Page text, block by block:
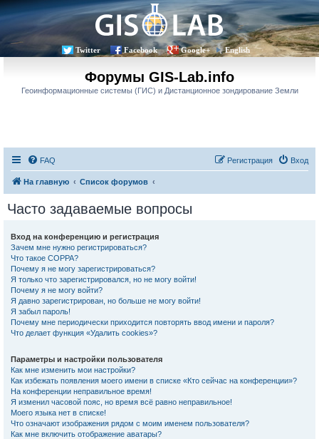
Twitter Facebook Google+ English
Форумы GIS-Lab.info
Геоинформационные системы (ГИС) и Дистанционное зондирование Земли
FAQ Вход
Регистрация
На главную Список форумов
Часто задаваемые вопросы
Вход на конференцию и регистрация
Зачем мне нужно регистрироваться?
Что такое COPPA?
Почему я не могу зарегистрироваться?
Я только что зарегистрировался, но не могу войти!
Почему я не могу войти?
Я давно зарегистрирован, но больше не могу войти!
Я забыл пароль!
Почему мне периодически приходится повторять ввод имени и пароля?
Что делает функция «Удалить cookies»?
Параметры и настройки пользователя
Как мне изменить мои настройки?
Как избежать появления моего имени в списке «Кто сейчас на конференции»?
На конференции неправильное время!
Я изменил часовой пояс, но время всё равно неправильное!
Моего языка нет в списке!
Что означают изображения рядом с моим именем пользователя?
Как мне включить отображение аватары?